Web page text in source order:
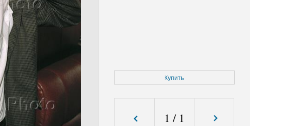
Купить
1 / 1